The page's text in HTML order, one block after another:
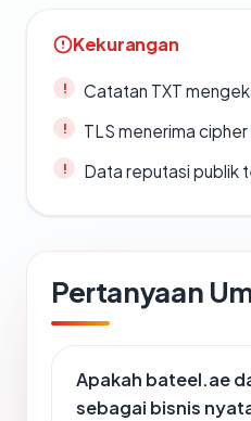
Kekurangan
Catatan TXT
TLS menerima cipher
Data reputasi publik
Pertanyaan
Apakah bateel.ae
sebagai bisnis